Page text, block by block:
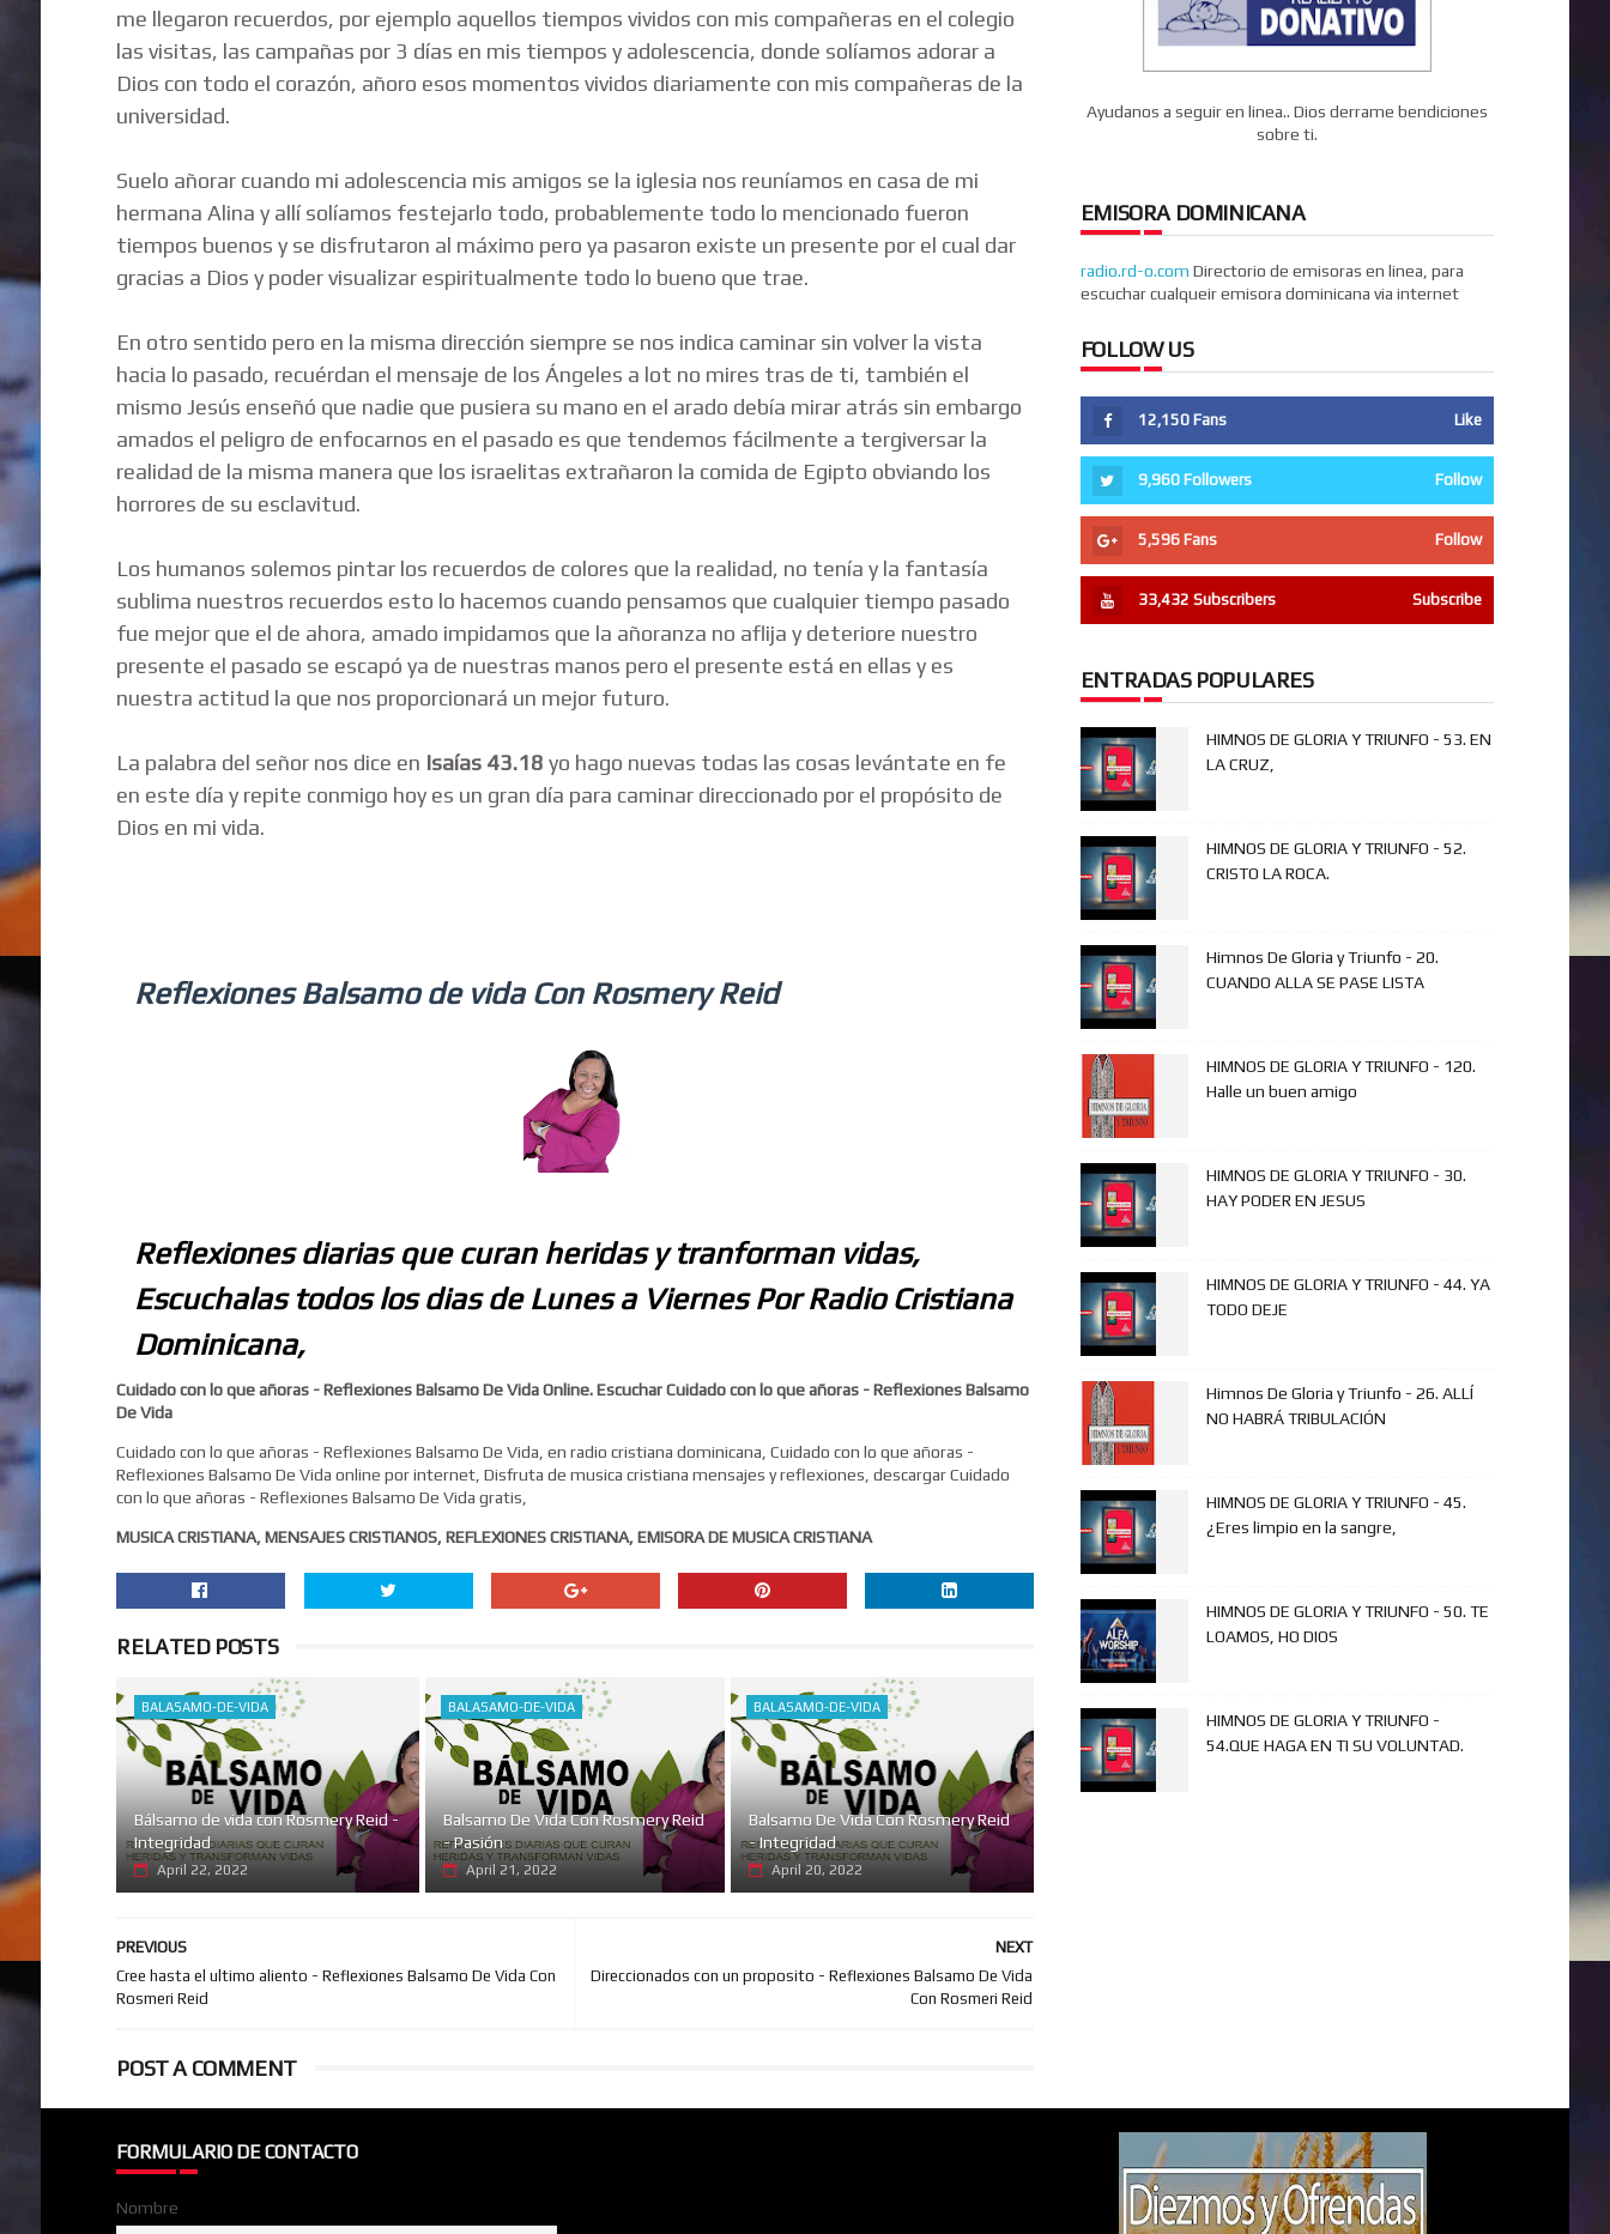
me llegaron recuerdos, por ejemplo aquellos tiempos vividos con mis compañeras en el colegio
las visitas, las campañas por 3 días en mis tiempos y adolescencia, donde solíamos adorar a
Dios con todo el corazón, añoro esos momentos vividos diariamente con mis compañeras de la
universidad.
Suelo añorar cuando mi adolescencia mis amigos se la iglesia nos reuníamos en casa de mi
hermana Alina y allí solíamos festejarlo todo, probablemente todo lo mencionado fueron
tiempos buenos y se disfrutaron al máximo pero ya pasaron existe un presente por el cual dar
gracias a Dios y poder visualizar espiritualmente todo lo bueno que trae.
En otro sentido pero en la misma dirección siempre se nos indica caminar sin volver la vista
hacia lo pasado, recuérdan el mensaje de los Ángeles a lot no mires tras de ti, también el
mismo Jesús enseñó que nadie que pusiera su mano en el arado debía mirar atrás sin embargo
amados el peligro de enfocarnos en el pasado es que tendemos fácilmente a tergiversar la
realidad de la misma manera que los israelitas extrañaron la comida de Egipto obviando los
horrores de su esclavitud.
Los humanos solemos pintar los recuerdos de colores que la realidad, no tenía y la fantasía
sublima nuestros recuerdos esto lo hacemos cuando pensamos que cualquier tiempo pasado
fue mejor que el de ahora, amado impidamos que la añoranza no aflija y deteriore nuestro
presente el pasado se escapó ya de nuestras manos pero el presente está en ellas y es
nuestra actitud la que nos proporcionará un mejor futuro.
La palabra del señor nos dice en Isaías 43.18 yo hago nuevas todas las cosas levántate en fe
en este día y repite conmigo hoy es un gran día para caminar direccionado por el propósito de
Dios en mi vida.
Reflexiones Balsamo de vida Con Rosmery Reid
Reflexiones diarias que curan heridas y tranforman vidas,
Escuchalas todos los dias de Lunes a Viernes Por Radio Cristiana
Dominicana,
Cuidado con lo que añoras - Reflexiones Balsamo De Vida Online. Escuchar Cuidado con lo que añoras - Reflexiones Balsamo
De Vida
Cuidado con lo que añoras - Reflexiones Balsamo De Vida, en radio cristiana dominicana, Cuidado con lo que añoras -
Reflexiones Balsamo De Vida online por internet, Disfruta de musica cristiana mensajes y reflexiones, descargar Cuidado
con lo que añoras - Reflexiones Balsamo De Vida gratis,
MUSICA CRISTIANA, MENSAJES CRISTIANOS, REFLEXIONES CRISTIANA, EMISORA DE MUSICA CRISTIANA
RELATED POSTS
BALASAMO-DE-VIDA
Bálsamo de vida con Rosmery Reid -
Integridad
April 22, 2022
BALASAMO-DE-VIDA
Balsamo De Vida Con Rosmery Reid
- Pasión
April 21, 2022
BALASAMO-DE-VIDA
Balsamo De Vida Con Rosmery Reid
- Integridad
April 20, 2022
NEXT
Direccionados con un proposito - Reflexiones Balsamo De Vida
Con Rosmeri Reid
PREVIOUS
Cree hasta el ultimo aliento - Reflexiones Balsamo De Vida Con
Rosmeri Reid
POST A COMMENT
Ayudanos a seguir en linea.. Dios derrame bendiciones
sobre ti.
EMISORA DOMINICANA
radio.rd-o.com Directorio de emisoras en linea, para
escuchar cualqueir emisora dominicana via internet
FOLLOW US
12,150 Fans Like
9,960 Followers Follow
5,596 Fans Follow
33,432 Subscribers Subscribe
ENTRADAS POPULARES
HIMNOS DE GLORIA Y TRIUNFO - 53. EN
LA CRUZ,
HIMNOS DE GLORIA Y TRIUNFO - 52.
CRISTO LA ROCA.
Himnos De Gloria y Triunfo - 20.
CUANDO ALLA SE PASE LISTA
HIMNOS DE GLORIA Y TRIUNFO - 120.
Halle un buen amigo
HIMNOS DE GLORIA Y TRIUNFO - 30.
HAY PODER EN JESUS
HIMNOS DE GLORIA Y TRIUNFO - 44. YA
TODO DEJE
Himnos De Gloria y Triunfo - 26. ALLÍ
NO HABRÁ TRIBULACIÓN
HIMNOS DE GLORIA Y TRIUNFO - 45.
¿Eres limpio en la sangre,
HIMNOS DE GLORIA Y TRIUNFO - 50. TE
LOAMOS, HO DIOS
HIMNOS DE GLORIA Y TRIUNFO -
54.QUE HAGA EN TI SU VOLUNTAD.
FORMULARIO DE CONTACTO
Nombre